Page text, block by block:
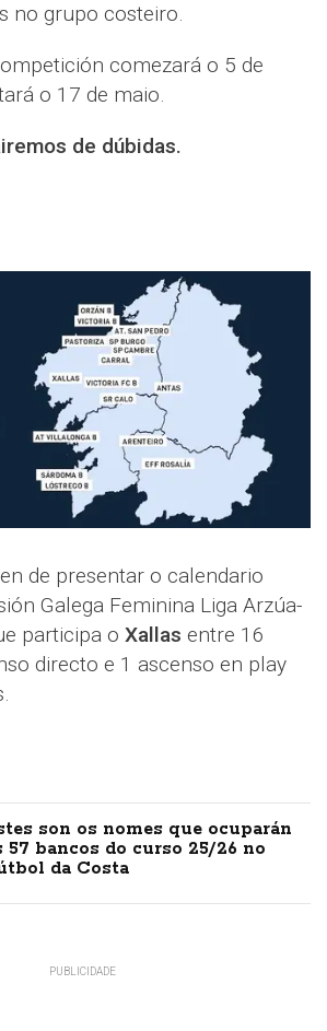
no grupo costeiro.
comezará o 5 de
o 17 de maio.
de dúbidas.
de presentar o calendario
Galega Feminina Liga Arzúa-
participa o Xallas entre 16
directo e 1 ascenso en play
son os nomes que ocuparán
57 bancos do curso 25/26 no
da Costa